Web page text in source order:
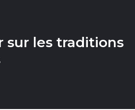
sur les traditions